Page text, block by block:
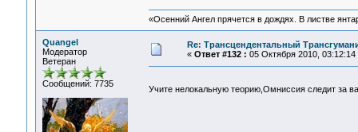
«Осенний Ангел прячется в дождях. В листве
Quangel
Модератор
Ветеран
Сообщений: 7735
Re: Трансцендентальный
« Ответ #132 : 05 Октября 2010, 03:12:14
Учите нелокальную теорию,Омниссия следит за